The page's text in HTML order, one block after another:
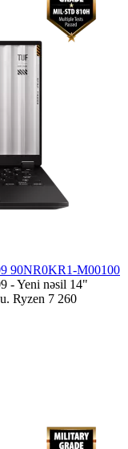
90NR0KR1-M00100
- Yeni nəsil 14"
Ryzen 7 260